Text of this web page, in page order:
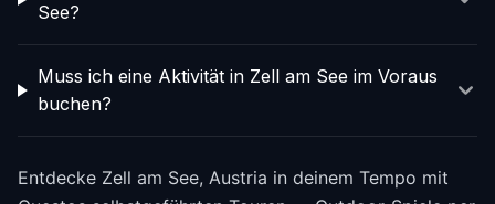
See?
Muss ich eine Aktivität in Zell am See im Voraus
buchen?
Entdecke Zell am See, Austria in deinem Tempo mit